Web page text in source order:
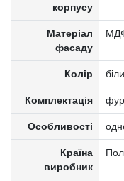
корпусу
Матеріал
фасаду
Колір
Комплектація
Особливості
Країна
виробник